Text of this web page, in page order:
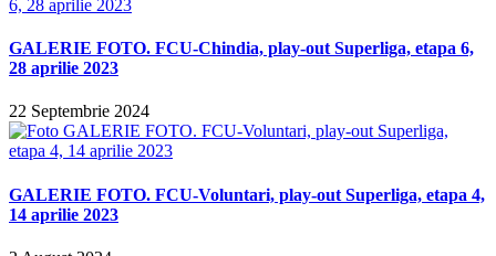
GALERIE FOTO. FCU-Chindia, play-out Superliga, etapa 6,
28 aprilie 2023
22 Septembrie 2024
GALERIE FOTO. FCU-Voluntari, play-out Superliga, etapa 4,
14 aprilie 2023